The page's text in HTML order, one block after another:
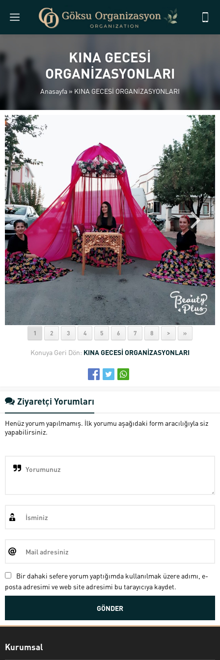
KINA GECESİ
ORGANİZASYONLARI
Anasayfa » KINA GECESİ ORGANİZASYONLARI
1 2 3 4 5 6 7 8 > »
Konuya Geri Dön: KINA GECESİ ORGANİZASYONLARI
Ziyaretçi Yorumları
Henüz yorum yapılmamış. İlk yorumu aşağıdaki form aracılığıyla siz
yapabilirsiniz.
Bir dahaki sefere yorum yaptığımda kullanılmak üzere adımı, e-
posta adresimi ve web site adresimi bu tarayıcıya kaydet.
Kurumsal